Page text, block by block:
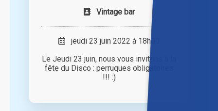
Vintage bar
jeudi 23 juin 2022 à 18h00
Le Jeudi 23 juin, nous vous invitons à la
fête du Disco : perruques obligatoires
!!! :)